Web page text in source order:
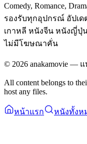
Comedy, Romance,
รองรับทุกอุปกรณ์ อัปเ
เกาหลี หนังจีน หนังญี่ปุ่
ไม่มีโฆษณาคั่น
© 2026 anakamovie —
All content belongs to
host any files.
หน้าแรก หนังทั้งห